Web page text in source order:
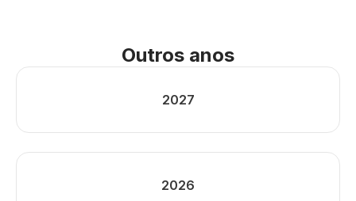
Outros anos
2027
2026